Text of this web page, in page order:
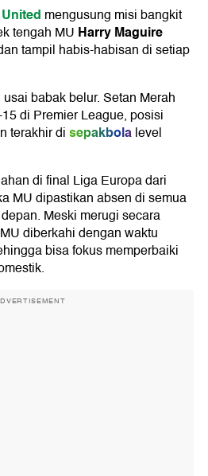
mengusung misi bangkit
tengah MU Harry Maguire
tampil habis-habisan di setiap
babak belur. Setan Merah
di Premier League, posisi
terakhir disepakbolalevel
di final Liga Europa dari
MU dipastikan absen di semua
Meski merugi secara
diberkahi dengan waktu
bisa fokus memperbaiki